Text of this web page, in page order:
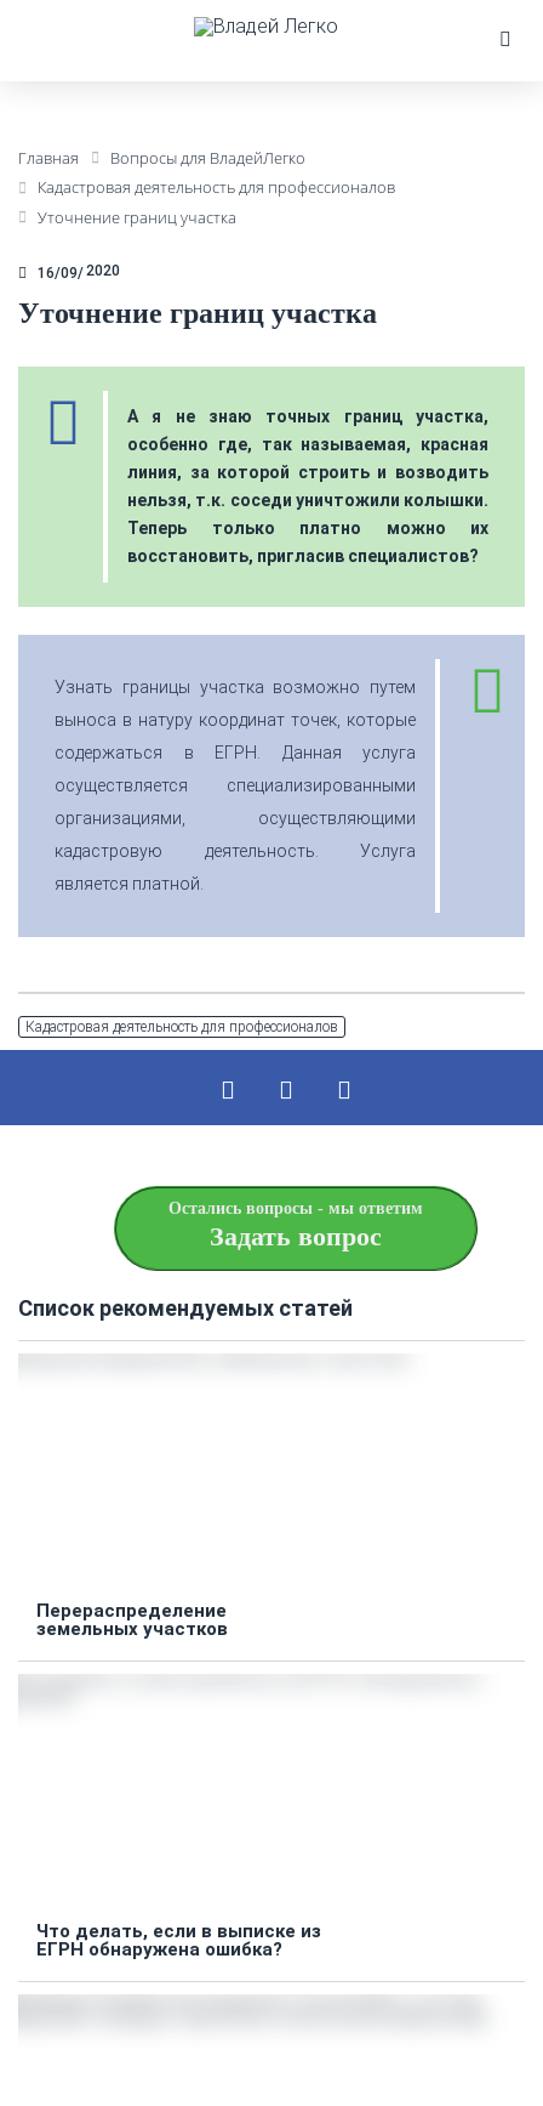
Главная
Вопросы для ВладейЛегко
Кадастровая деятельность для профессионалов
Уточнение границ участка
16/09 2020
Уточнение границ участка
А я не знаю точных границ участка,
особенно где, так называемая, красная
линия, за которой строить и возводить
нельзя, т.к. соседи уничтожили колышки.
Теперь только платно можно их
восстановить, пригласив специалистов?
Узнать границы участка возможно путем
выноса в натуру координат точек, которые
содержаться в ЕГРН. Данная услуга
осуществляется специализированными
организациями, осуществляющими
кадастровую деятельность. Услуга
является платной.
Кадастровая деятельность для профессионалов
Остались вопросы - мы ответим
Задать вопрос
Список рекомендуемых статей
Перераспределение
земельных участков
Что делать, если в выписке из
ЕГРН обнаружена ошибка?